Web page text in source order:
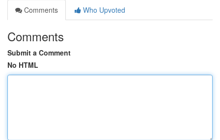
Comments
Who Upvoted
Comments
Submit a Comment
No HTML